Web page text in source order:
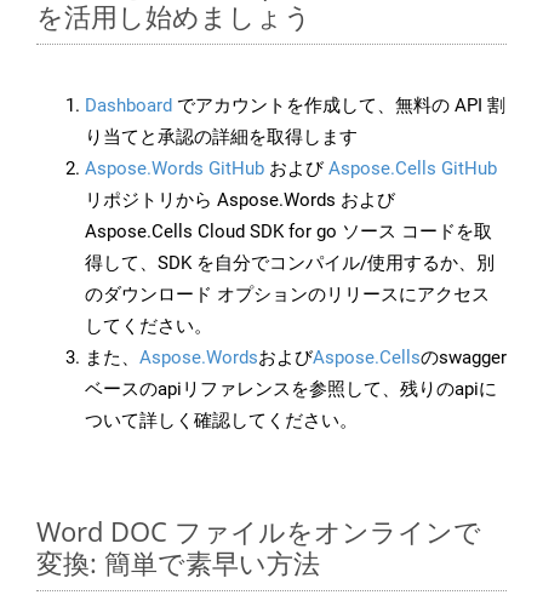
を活用し始めましょう
Dashboard でアカウントを作成して、無料の API 割
り当てと承認の詳細を取得します
Aspose.Words GitHub およびAspose.Cells GitHub
リポジトリから Aspose.Words および
Aspose.Cells Cloud SDK for go ソース コードを取
得して、SDK を自分でコンパイル/使用するか、別
のダウンロード オプションのリリースにアクセス
してください。
また、 Aspose.WordsおよびAspose.Cellsのswagger
ベースのapiリファレンスを参照して、残りのapiに
ついて詳しく確認してください。
Word DOC ファイルをオンラインで
変換: 簡単で素早い方法